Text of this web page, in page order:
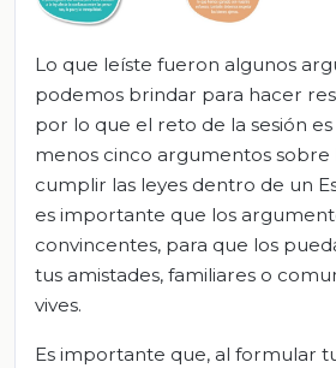
Lo que leíste fueron algunos
podemos brindar para hacer
por lo que el reto de la sesión
menos cinco argumentos
cumplir las leyes dentro de un
es importante que los
convincentes, para que los
tus amistades, familiares o
vives.
Es importante que, al formular